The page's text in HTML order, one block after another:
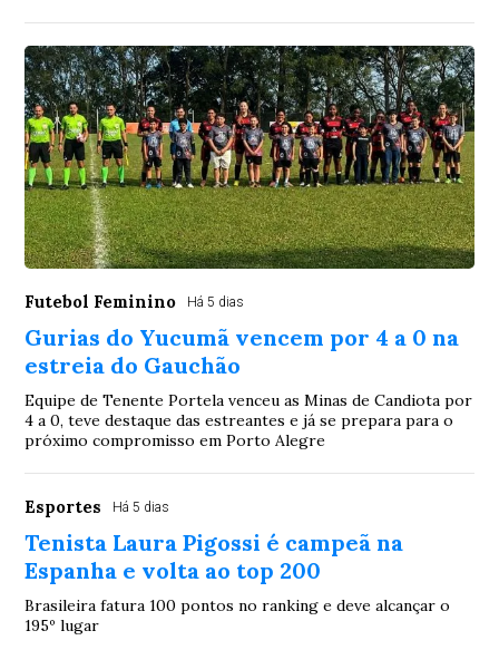
Futebol Feminino Há 5 dias
Gurias do Yucumã vencem por 4 a 0 na
estreia do Gauchão
Equipe de Tenente Portela venceu as Minas de Candiota por
4 a 0, teve destaque das estreantes e já se prepara para o
próximo compromisso em Porto Alegre
Esportes Há 5 dias
Tenista Laura Pigossi é campeã na
Espanha e volta ao top 200
Brasileira fatura 100 pontos no ranking e deve alcançar o
195º lugar